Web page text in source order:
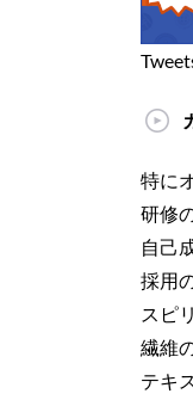
特に
研修
自己
採用
スピ
繊維
テキ